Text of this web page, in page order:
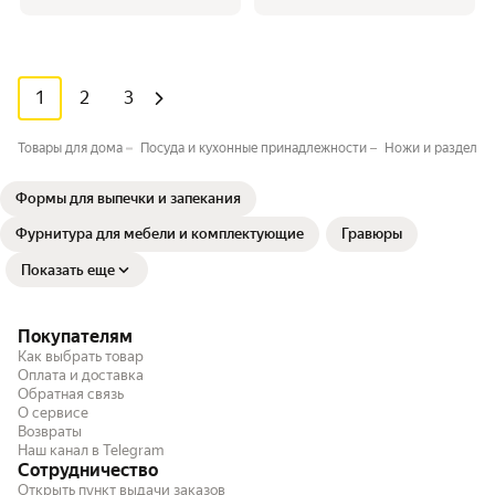
1 2 3
Товары для дома Посуда и кухонные принадлежности Ножи и
Формы для выпечки и запекания
Фурнитура для мебели и комплектующие Гравюры
Показать еще
Покупателям
Как выбрать товар
Оплата и доставка
Обратная связь
О сервисе
Возвраты
Наш канал в Telegram
Сотрудничество
Открыть пункт выдачи заказов